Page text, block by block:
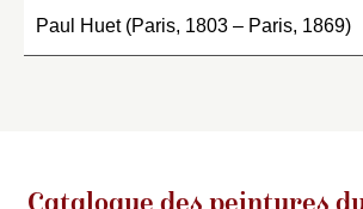
Paul Huet (Paris, 1803 – Paris, 1869)